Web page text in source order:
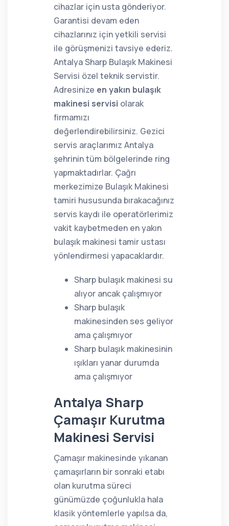
cihazlar için usta gönderiyor.
Garantisi devam eden
cihazlarınız için yetkili servisi
ile görüşmenizi tavsiye ederiz.
Antalya Sharp Bulaşık Makinesi
Servisi özel teknik servistir.
Adresinize en yakın bulaşık
makinesi servisi olarak
firmamızı
değerlendirebilirsiniz. Gezici
servis araçlarımız Antalya
şehrinin tüm bölgelerinde ring
yapmaktadırlar. Çağrı
merkezimize Bulaşık Makinesi
tamiri hususunda bırakacağınız
servis kaydı ile operatörlerimiz
vakit kaybetmeden en yakın
bulaşık makinesi tamir ustası
yönlendirmesi yapacaklardır.
Sharp bulaşık makinesi su
alıyor ancak çalışmıyor
Sharp bulaşık
makinesinden ses geliyor
ama çalışmıyor
Sharp bulaşık makinesinin
ışıkları yanar durumda
ama çalışmıyor
Antalya Sharp
Çamaşır Kurutma
Makinesi Servisi
Çamaşır makinesinde yıkanan
çamaşırların bir sonraki etabı
olan kurutma süreci
günümüzde çoğunlukla hala
klasik yöntemlerle yapılsa da,